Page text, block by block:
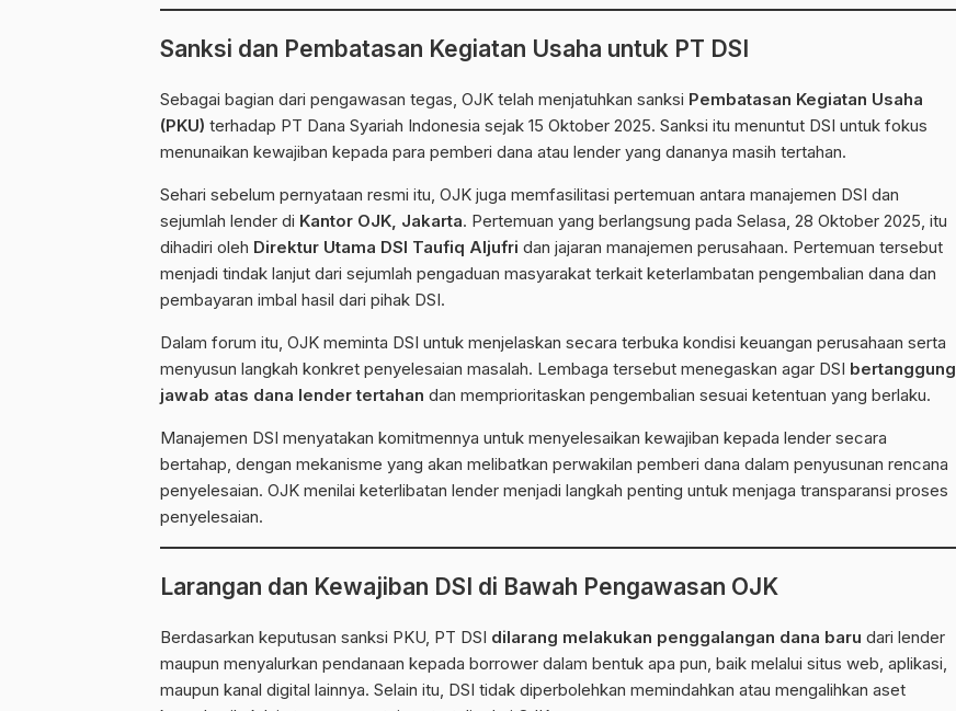
Sanksi dan Pembatasan Kegiatan Usaha untuk PT DSI
Sebagai bagian dari pengawasan tegas, OJK telah menjatuhkan sanksi Pembatasan Kegiatan Usaha
(PKU) terhadap PT Dana Syariah Indonesia sejak 15 Oktober 2025. Sanksi itu menuntut DSI untuk fokus
menunaikan kewajiban kepada para pemberi dana atau lender yang dananya masih tertahan.
Sehari sebelum pernyataan resmi itu, OJK juga memfasilitasi pertemuan antara manajemen DSI dan
sejumlah lender di Kantor OJK, Jakarta. Pertemuan yang berlangsung pada Selasa, 28 Oktober 2025, itu
dihadiri oleh Direktur Utama DSI Taufiq Aljufri dan jajaran manajemen perusahaan. Pertemuan tersebut
menjadi tindak lanjut dari sejumlah pengaduan masyarakat terkait keterlambatan pengembalian dana dan
pembayaran imbal hasil dari pihak DSI.
Dalam forum itu, OJK meminta DSI untuk menjelaskan secara terbuka kondisi keuangan perusahaan serta
menyusun langkah konkret penyelesaian masalah. Lembaga tersebut menegaskan agar DSI bertanggung
jawab atas dana lender tertahan dan memprioritaskan pengembalian sesuai ketentuan yang berlaku.
Manajemen DSI menyatakan komitmennya untuk menyelesaikan kewajiban kepada lender secara
bertahap, dengan mekanisme yang akan melibatkan perwakilan pemberi dana dalam penyusunan rencana
penyelesaian. OJK menilai keterlibatan lender menjadi langkah penting untuk menjaga transparansi proses
penyelesaian.
Larangan dan Kewajiban DSI di Bawah Pengawasan OJK
Berdasarkan keputusan sanksi PKU, PT DSI dilarang melakukan penggalangan dana baru dari lender
maupun menyalurkan pendanaan kepada borrower dalam bentuk apa pun, baik melalui situs web, aplikasi,
maupun kanal digital lainnya. Selain itu, DSI tidak diperbolehkan memindahkan atau mengalihkan aset